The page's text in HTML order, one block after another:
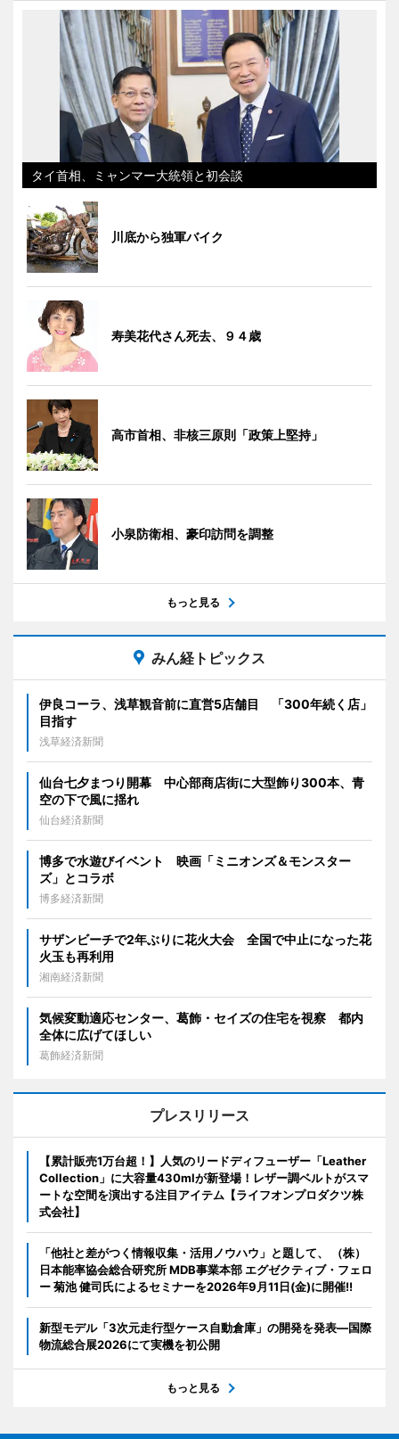
タイ首相、ミャンマー大統領と初会談
川底から独軍バイク
寿美花代さん死去、９４歳
高市首相、非核三原則「政策上堅持」
小泉防衛相、豪印訪問を調整
もっと見る
みん経トピックス
伊良コーラ、浅草観音前に直営5店舗目 「300年続く店」
目指す
浅草経済新聞
仙台七夕まつり開幕 中心部商店街に大型飾り300本、青
空の下で風に揺れ
仙台経済新聞
博多で水遊びイベント 映画「ミニオンズ＆モンスター
ズ」とコラボ
博多経済新聞
サザンビーチで2年ぶりに花火大会 全国で中止になった花
火玉も再利用
湘南経済新聞
気候変動適応センター、葛飾・セイズの住宅を視察 都内
全体に広げてほしい
葛飾経済新聞
プレスリリース
【累計販売1万台超！】人気のリードディフューザー「Leather
Collection」に大容量430mlが新登場！レザー調ベルトがスマ
ートな空間を演出する注目アイテム【ライフオンプロダクツ株
式会社】
「他社と差がつく情報収集・活用ノウハウ」と題して、 （株）
日本能率協会総合研究所 MDB事業本部 エグゼクティブ・フェロ
ー 菊池 健司氏によるセミナーを2026年9月11日(金)に開催!!
新型モデル「3次元走行型ケース自動倉庫」の開発を発表―国際
物流総合展2026にて実機を初公開
もっと見る